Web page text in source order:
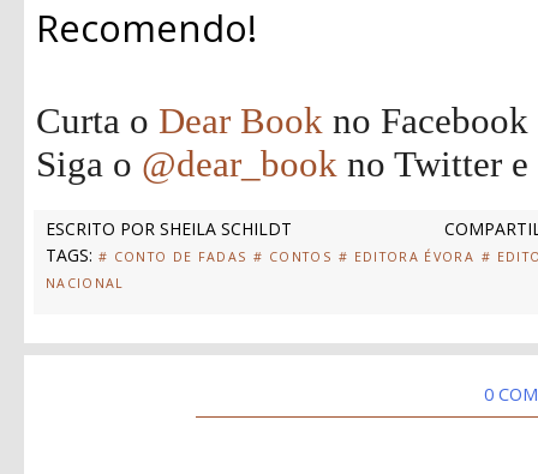
Recomendo!
Curta o Dear Book no Facebook
Siga o @dear_book no Twitter
ESCRITO POR SHEILA SCHILDT
TAGS: # CONTO DE FADAS # CONTOS # EDITORA ÉVORA #
NACIONAL
0